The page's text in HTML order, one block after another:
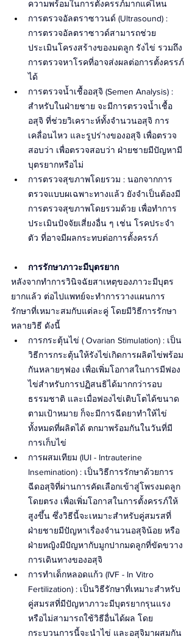
ความพร้อมในการตั้งครรภ์มากแค่ไหน
การตรวจอัลตราซาวนด์ (Ultrasound) :
การตรวจอัลตราซาวด์สามารถช่วย
ประเมินโครงสร้างของมดลูก รังไข่ รวมถึง
การตรวจหาโรคที่อาจส่งผลต่อการตั้งครรภ์
ได้
การตรวจน้ำเชื้ออสุจิ (Semen Analysis) :
สำหรับในฝ่ายชาย จะมีการตรวจน้ำเชื้อ
อสุจิ ที่ช่วยวิเคราะห์ทั้งจำนวนอสุจิ การ
เคลื่อนไหว และรูปร่างของอสุจิ เพื่อตรวจ
สอบว่า เพื่อตรวจสอบว่า ฝ่ายชายมีปัญหามี
บุตรยากหรือไม่
การตรวจสุขภาพโดยรวม : นอกจากการ
ตรวจแบบผเฉพาะทางแล้ว ยังจำเป็นต้องมี
การตรวจสุขภาพโดยรวมด้วย เพื่อทำการ
ประเมินปัจจัยเสี่ยงอื่น ๆ เช่น โรคประจำ
ตัว ที่อาจมีผลกระทบต่อการตั้งครรภ์
การรักษาภาวะมีบุตรยาก
หลังจากทำการวินิจฉัยสาเหตุของภาวะมีบุตร
ยากแล้ว ต่อไปแพทย์จะทำการวางแผนการ
รักษาที่เหมาะสมกับแต่ละคู่ โดยมีวิธีการรักษา
หลายวิธี ดังนี้
การกระตุ้นไข่ ( Ovarian Stimulation) : เป็น
วิธีการกระตุ้นให้รังไข่เกิดการผลิตไข่พร้อม
กันหลายๆฟอง เพื่อเพิ่มโอกาสในการมีฟอง
ไข่สำหรับการปฏิสนธิได้มากกว่ารอบ
ธรรมชาติ และเมื่อฟองไข่เติบโตได้ขนาด
ตามเป้าหมาย ก็จะมีการฉีดยาทำให้ไข่
ทั้งหมดที่ผลิตได้ ตกมาพร้อมกันในวันที่มี
การเก็บไข่
การผสมเทียม (IUI - Intrauterine
Insemination) : เป็นวิธีการรักษาด้วยการ
ฉีดอสุจิที่ผ่านการคัดเลือกเข้าสู่โพรงมดลูก
โดยตรง เพื่อเพิ่มโอกาสในการตั้งครรภ์ให้
สูงขึ้น ซึ่งวิธีนี้จะเหมาะสำหรับคู่สมรสที่
ฝ่ายชายมีปัญหาเรื่องจำนวนอสุจิน้อย หรือ
ฝ่ายหญิงมีปัญหากับมูกปากมดลูกที่ขัดขวาง
การเดินทางของอสุจิ
การทำเด็กหลอดแก้ว (IVF - In Vitro
Fertilization) : เป็นวิธีรักษาที่เหมาะสำหรับ
คู่สมรสที่มีปัญหาภาวะมีบุตรยากรุนแรง
หรือไม่สามารถใช้วิธีอื่นได้ผล โดย
กระบวนการนี้จะนำไข่ และอสุจิมาผสมกัน